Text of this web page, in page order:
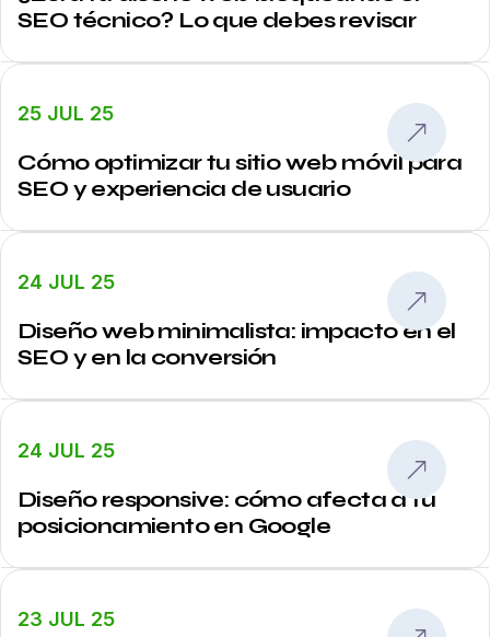
SEO técnico? Lo que debes revisar
25 JUL 25
Cómo optimizar tu sitio web móvil para
SEO y experiencia de usuario
24 JUL 25
Diseño web minimalista: impacto en el
SEO y en la conversión
24 JUL 25
Diseño responsive: cómo afecta a tu
posicionamiento en Google
23 JUL 25